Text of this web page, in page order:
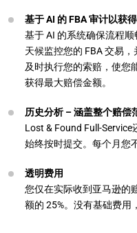
基于 AI 的 FBA 审计以获
基于 AI 的系统确保流程
天候监控您的 FBA 交易
及时执行您的索赔，使您
获得最大赔偿金额。
历史分析 – 涵盖整个赔偿
Lost & Found Full-
始终按时提交。每个月您
透明费用
您仅在实际收到亚马逊的
额的 25%。没有基础费用